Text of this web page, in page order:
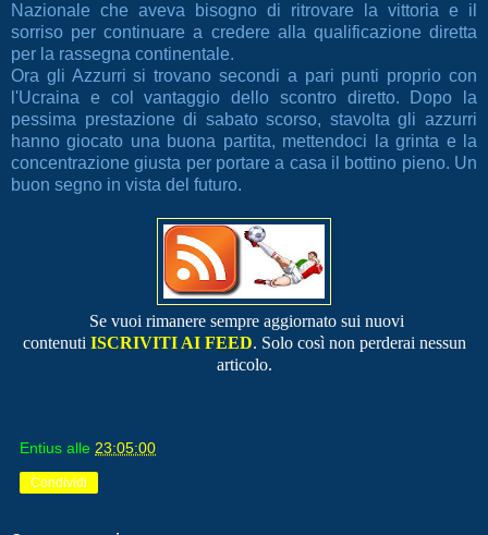
Nazionale che aveva bisogno di ritrovare la vittoria e il
sorriso per continuare a credere alla qualificazione diretta
per la rassegna continentale.
Ora gli Azzurri si trovano secondi a pari punti proprio con
l'Ucraina e col vantaggio dello scontro diretto. Dopo la
pessima prestazione di sabato scorso, stavolta gli azzurri
hanno giocato una buona partita, mettendoci la grinta e la
concentrazione giusta per portare a casa il bottino pieno. Un
buon segno in vista del futuro.
Se vuoi rimanere sempre aggiornato sui nuovi
contenuti ISCRIVITI AI FEED. Solo così non perderai nessun
articolo.
Entius alle 23:05:00
Condividi